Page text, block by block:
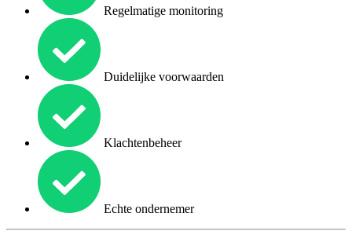
Regelmatige monitoring
Duidelijke voorwaarden
Klachtenbeheer
Echte ondernemer